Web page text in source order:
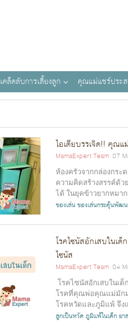
เคล็ดลับการเลี้ยงลูก คุณแม่แชร์ประ
ไอเดียบรรเจิด!! คุณ
MamaExpert Team 07
ห้องครัวจากกล่องกร
ความคิดสร้างสรรค์ด้
ได้ ในยุคข้าวยากหมา
ของเล่นของเล่นกระตุ้นพัฒน
โรคไซนัสอักเสบในเ
ไซนัส
MamaExpert Team 04
โรคไซนัสอักเสบในเ
โรคที่คุณพ่อคุณแม่มักม
โรคหวัดและภูมิแพ้ จึง
ลูกเป็นหวัดภูมิแพ้ในเด็ก ยา